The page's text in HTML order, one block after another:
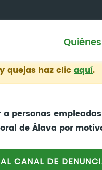
quejas haz clic aquí.
personas
de Álava por
CANAL DE